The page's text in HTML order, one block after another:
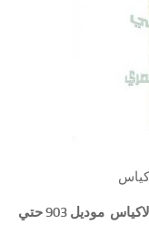
موديل 903 حتي